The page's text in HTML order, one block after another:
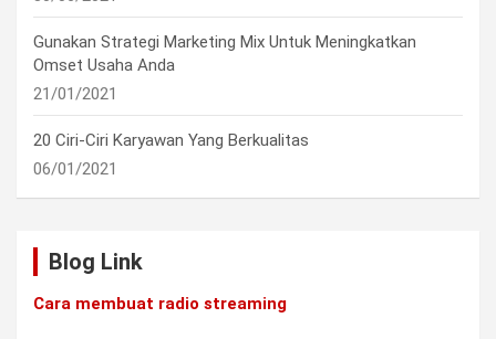
Gunakan Strategi Marketing Mix Untuk Meningkatkan
Omset Usaha Anda
21/01/2021
20 Ciri-Ciri Karyawan Yang Berkualitas
06/01/2021
Blog Link
Cara membuat radio streaming